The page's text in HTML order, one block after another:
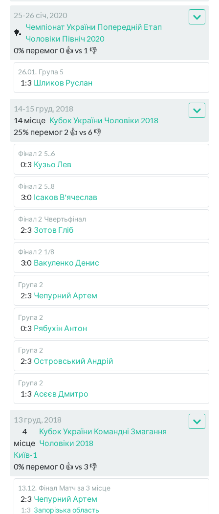
25-26 січ, 2020
🏓
Чемпіонат України Попередній Етап
Чоловіки Північ 2020
0% перемог0👍 vs 1 👎
26.01 . Група 5
1:3 Шликов Руслан
14-15 груд, 2018
14 місце Кубок України Чоловіки 2018
25% перемог 2 👍 vs 6👎
Фінал 2 5..6
0:3 Кузьо Лев
Фінал 2 5..8
3:0 Ісаков В'ячеслав
Фінал 2 Чвертьфінал
2:3 Зотов Гліб
Фінал 2 1/8
3:0 Вакуленко Денис
Група 2
2:3 Чепурний Артем
Група 2
0:3 Рябухін Антон
Група 2
2:3 Островський Андрій
Група 2
1:3 Асєєв Дмитро
13 груд, 2018
4
місце
Кубок України Командні Змагання
Чоловіки 2018
Київ-1
0% перемог0👍 vs 3👎
13.12. Фінал Матч за 3 місце
2:3 Чепурний Артем
1:3 Запорізька область